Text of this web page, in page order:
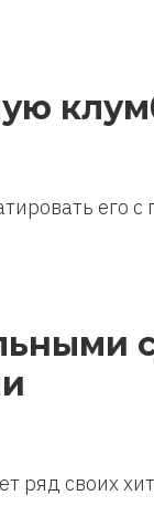
его с
ряд своих